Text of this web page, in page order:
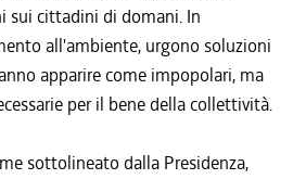
sui cittadini di domani. In
all'ambiente, urgono soluzioni
apparire come impopolari, ma
per il bene della collettività.
sottolineato dalla Presidenza,